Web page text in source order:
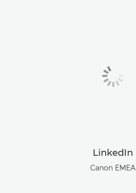
LinkedIn
Canon EMEA